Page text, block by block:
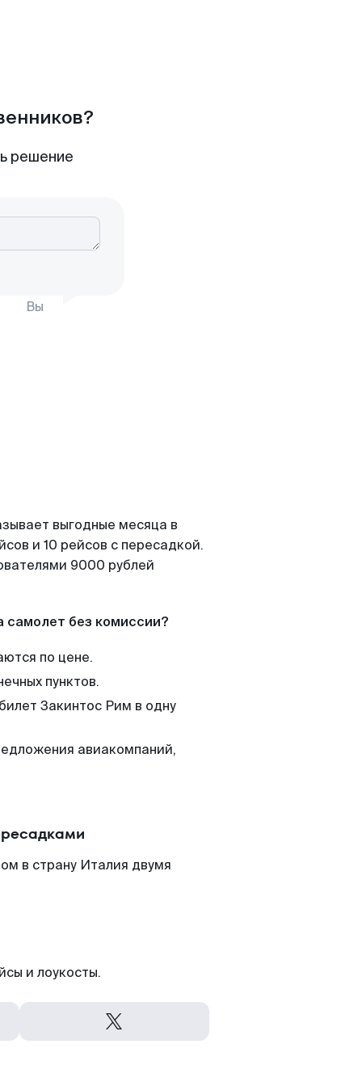
решение
Вы
выгодные месяца в
и 10 рейсов с пересадкой.
9000 рублей
самолет без комиссии?
по цене.
пунктов.
Закинтос Рим в одну
авиакомпаний,
в страну Италия двумя
и лоукосты.